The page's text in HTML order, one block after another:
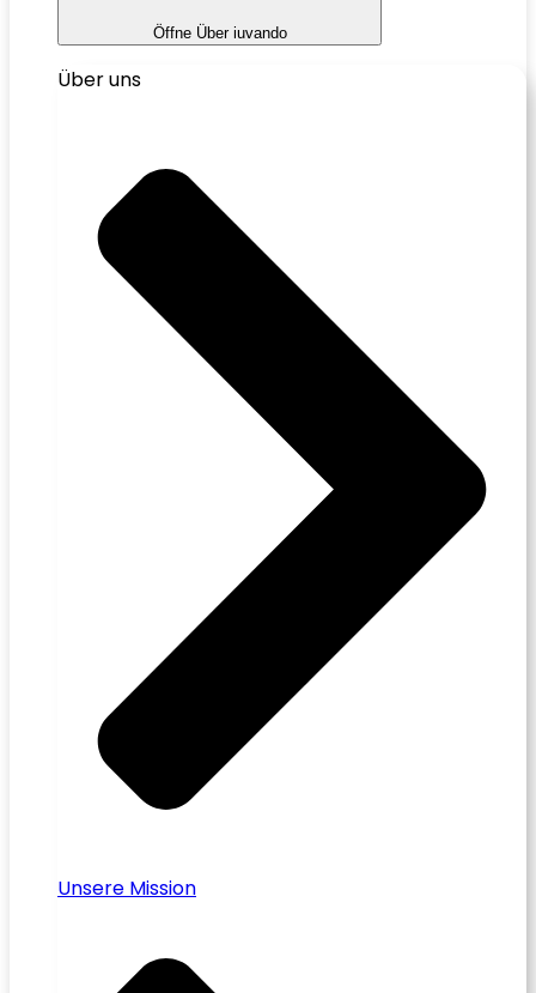
Öffne Über iuvando
Über uns
Unsere Mission